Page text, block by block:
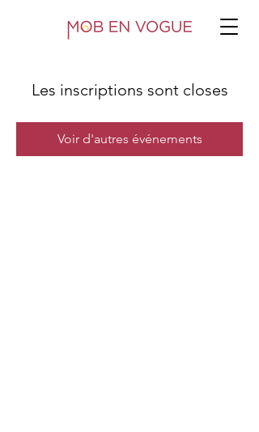
Les inscriptions sont closes
Voir d'autres événements